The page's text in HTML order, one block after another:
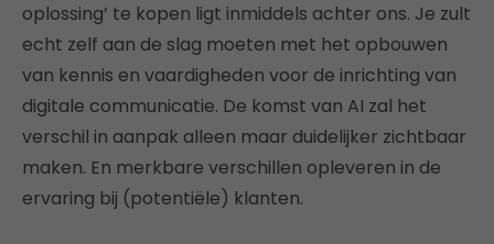
oplossing’ te kopen ligt inmiddels achter ons. Je zult
echt zelf aan de slag moeten met het opbouwen
van kennis en vaardigheden voor de inrichting van
digitale communicatie. De komst van AI zal het
verschil in aanpak alleen maar duidelijker zichtbaar
maken. En merkbare verschillen opleveren in de
ervaring bij (potentiële) klanten.